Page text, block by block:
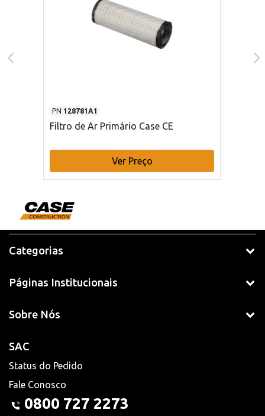
PN 128781A1
Filtro de Ar Primário Case CE
Ver Preço
Categorias
Páginas Institucionais
Sobre Nós
SAC
Status do Pedido
Fale Conosco
0800 727 2273